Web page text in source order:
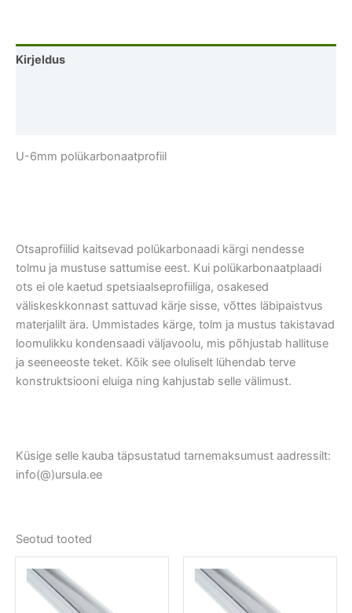
Kirjeldus
U-6mm polükarbonaatprofiil
Otsaprofiilid kaitsevad polükarbonaadi kärgi nendesse
tolmu ja mustuse sattumise eest. Kui polükarbonaatplaadi
ots ei ole kaetud spetsiaalseprofiiliga, osakesed
väliskeskkonnast sattuvad kärje sisse, võttes läbipaistvus
materjalilt ära. Ummistades kärge, tolm ja mustus takistavad
loomulikku kondensaadi väljavoolu, mis põhjustab hallituse
ja seeneeoste teket. Kõik see oluliselt lühendab terve
konstruktsiooni eluiga ning kahjustab selle välimust.
Küsige selle kauba täpsustatud tarnemaksumust aadressilt:
info(@)ursula.ee
Seotud tooted